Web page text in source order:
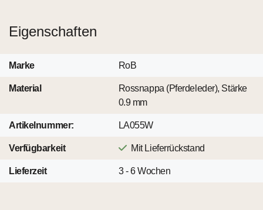
Eigenschaften
Marke RoB
Material
Rossnappa (Pferdeleder), Stärke
0.9 mm
Artikelnummer: LA055W
Verfügbarkeit Mit Lieferrückstand
Lieferzeit 3 - 6 Wochen